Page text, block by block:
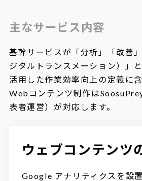
主なサービス内容
基幹サービスが「分析」「改善
ジタルトランスメーション）」
活用した作業効率向上の定義に
Webコンテンツ制作は
表者運営）が対応します。
ウェブコンテンツ
Google アナリティクスを設